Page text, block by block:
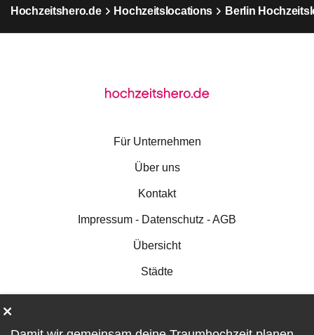
Hochzeitshero.de Hochzeitslocations Berlin
Für Unternehmen
Über uns
Kontakt
Impressum - Datenschutz - AGB
Übersicht
Städte